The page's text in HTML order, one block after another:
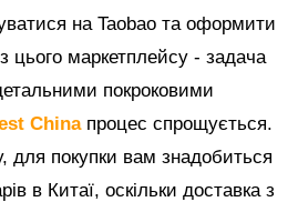
на Taobao та оформити
цього маркетплейсу - задача
покроковими
China процес спрощується.
для покупки вам знадобиться
в Китаї, оскільки доставка з